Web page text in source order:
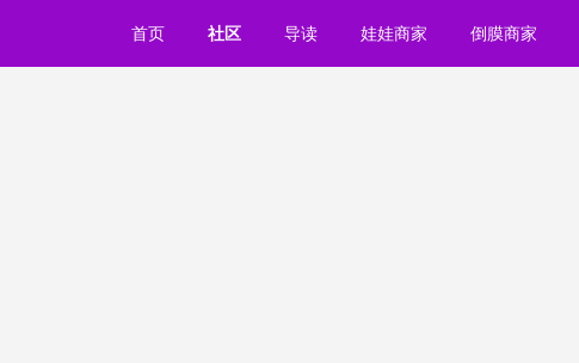
首页 社区 导读 娃娃商家 倒膜商家